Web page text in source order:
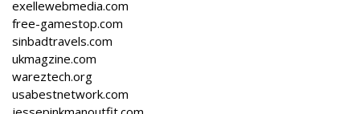
exellewebmedia.com
free-gamestop.com
sinbadtravels.com
ukmagzine.com
wareztech.org
usabestnetwork.com